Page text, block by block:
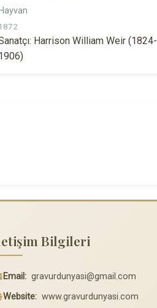
Hayvan
Harrison William Weir (1824-
Bilgileri
Email: gravurdunyasi@gmail.com
Website: www.gravurdunyasi.com